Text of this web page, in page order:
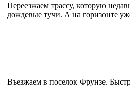
Переезжаем трассу, которую
дождевые тучи. А на горизонте
Въезжаем в поселок Фрунзе.